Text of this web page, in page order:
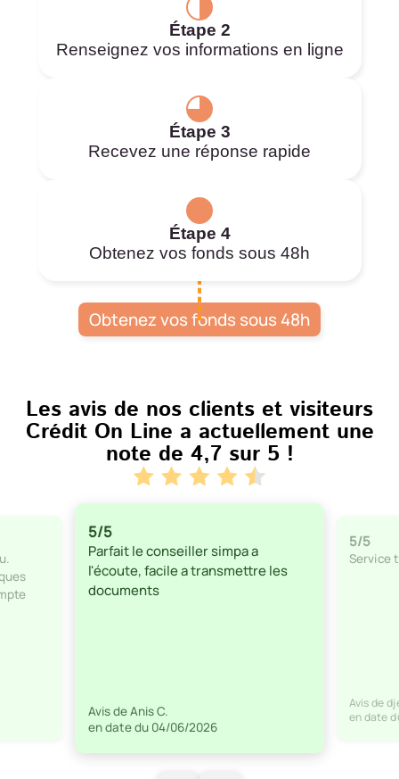
Étape 2
Renseignez vos informations en ligne
Étape 3
Recevez une réponse rapide
Étape 4
Obtenez vos fonds sous 48h
Obtenez vos fonds sous 48h
Les avis de nos clients et visiteurs
Crédit On Line a actuellement une
note de 4,7 sur 5!
5/5
Parfait le conseiller simpa a
l'écoute, facile a transmettre les
documents
Avis de Anis C.
en date du 04/06/2026
5/5
Service
Avis de
en date